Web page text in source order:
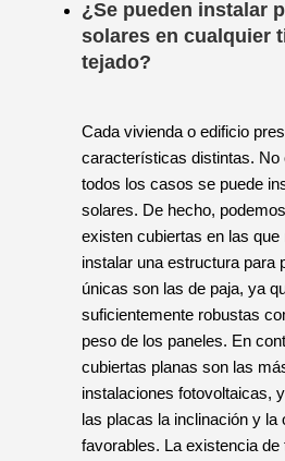
presupuesto final.
¿Se pueden instalar
solares en cualquier
Cada vivienda o edificio
características distintas. No
todos los casos se puede
solares. De hecho,
existen cubiertas en las que
instalar una estructura para
únicas son las de paja, ya
suficientemente robustas
peso de los paneles. En
cubiertas planas son las
instalaciones fotovoltaicas,
las placas la inclinación y la